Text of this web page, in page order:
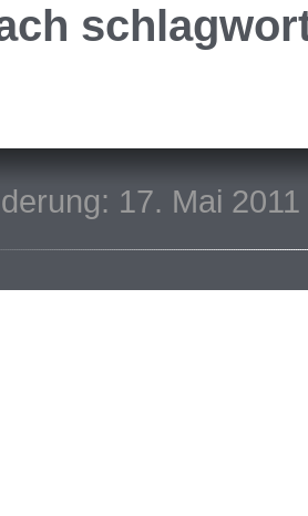
17. Mai